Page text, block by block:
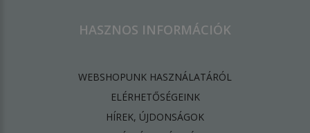
HASZNOS INFORMÁCIÓK
WEBSHOPUNK HASZNÁLATÁRÓL
ELÉRHETŐSÉGEINK
HÍREK, ÚJDONSÁGOK